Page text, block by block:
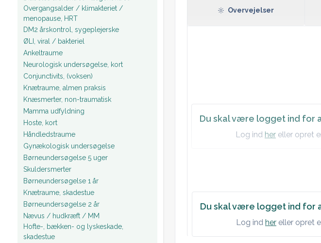
Overgangsalder / klimakteriet /
menopause, HRT
DM2 årskontrol, sygeplejerske
ØLI, viral / bakteriel
Ankeltraume
Neurologisk undersøgelse, kort
Conjunctivits, (voksen)
Knætraume, almen praksis
Knæsmerter, non-traumatisk
Mamma udfyldning
Hoste, kort
Håndledstraume
Gynækologisk undersøgelse
Børneundersøgelse 5 uger
Skuldersmerter
Børneundersøgelse 1 år
Knætraume, skadestue
Børneundersøgelse 2 år
Nævus / hudkræft / MM
Hofte-, bækken- og lyskeskade,
skadestue
EKG: SR,  normofrekvent uden
Du skal være logget ind for
Log ind her eller opret
Overvejelser
Du skal være logget ind for
Log ind her eller opret